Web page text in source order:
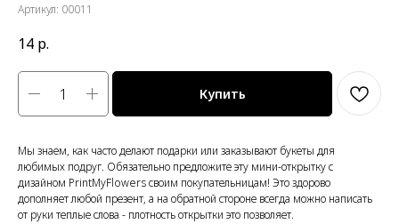
Артикул: 00011
14 р.
Купить
Мы знаем, как часто делают подарки или заказывают букеты для
любимых подруг. Обязательно предложите эту мини-открытку с
дизайном PrintMyFlowers своим покупательницам! Это здорово
дополняет любой презент, а на обратной стороне всегда можно написать
от руки теплые слова - плотность открытки это позволяет.